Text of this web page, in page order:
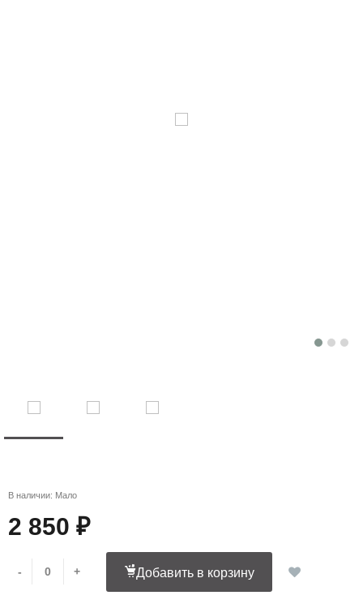
В наличии: Мало
2 850 ₽
- + Добавить в корзину